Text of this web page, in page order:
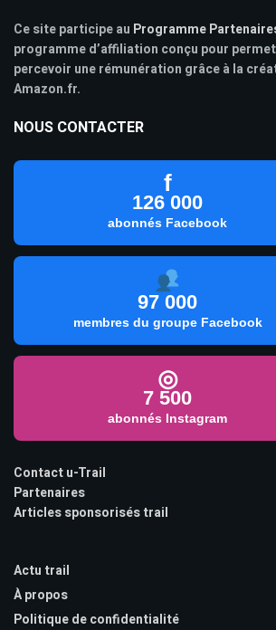
Ce site participe au Programme
programme d’affiliation conçu pour
percevoir une rémunération grâce à la
Amazon.fr.
NOUS CONTACTER
f
126 000
abonnés Facebook
97 000
membres du groupe Facebook
◎
7 500
abonnés Instagram
Contact u-Trail
Partenaires
Articles sponsorisés trail
Actu trail
À propos
Politique de confidentialité